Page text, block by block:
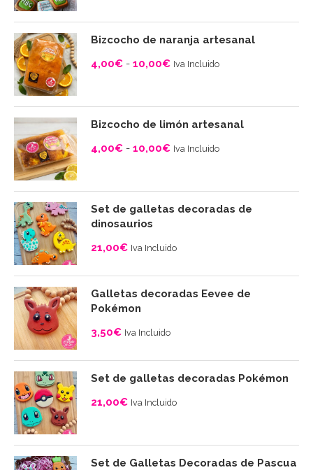
Bizcocho de naranja artesanal
4,00€ - 10,00€
Rango
de
precios:
desde
4,00€
hasta
Iva Incluido
Bizcocho de limón artesanal
4,00€ - 10,00€
Rango
de
precios:
desde
4,00€
hasta
Iva Incluido
Set de galletas decoradas de
dinosaurios
21,00€ Iva Incluido
Galletas decoradas Eevee de
Pokémon
3,50€ Iva Incluido
Set de galletas decoradas Pokémon
21,00€ Iva Incluido
Set de Galletas Decoradas de Pascua